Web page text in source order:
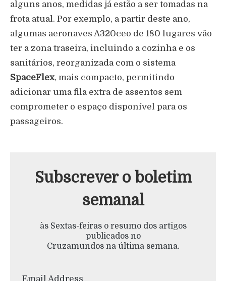
alguns anos, medidas já estão a ser tomadas na
frota atual. Por exemplo, a partir deste ano,
algumas aeronaves A320ceo de 180 lugares vão
ter a zona traseira, incluindo a cozinha e os
sanitários, reorganizada com o sistema
SpaceFlex, mais compacto, permitindo
adicionar uma fila extra de assentos sem
comprometer o espaço disponível para os
passageiros.
Subscrever o boletim
semanal
às Sextas-feiras o resumo dos artigos
publicados no
Cruzamundos na última semana.
Email Address